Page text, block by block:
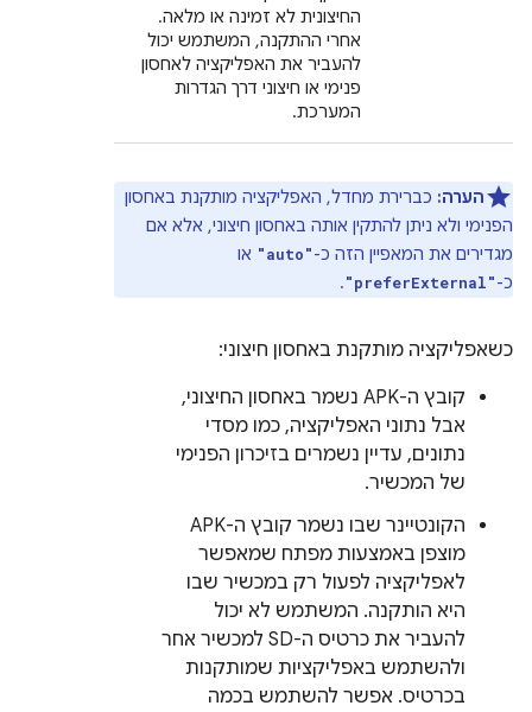
החיצונית לא זמינה או מלאה.
אחרי ההתקנה, המשתמש יכול
להעביר את האפליקציה לאחסון
פנימי או חיצוני דרך הגדרות
המערכת.
הערה: כברירת מחדל, האפליקציה מותקנת באחסון
הפנימי ולא ניתן להתקין אותה באחסון חיצוני, אלא אם
מגדירים את המאפיין הזה כ-"auto" או
כ-"preferExternal"
.
כשאפליקציה מותקנת באחסון חיצוני:
קובץ ה-APK נשמר באחסון החיצוני,
אבל נתוני האפליקציה, כמו מסדי
נתונים, עדיין נשמרים בזיכרון הפנימי
של המכשיר.
הקונטיינר שבו נשמר קובץ ה-APK
מוצפן באמצעות מפתח שמאפשר
לאפליקציה לפעול רק במכשיר שבו
היא הותקנה. המשתמש לא יכול
להעביר את כרטיס ה-SD למכשיר אחר
ולהשתמש באפליקציות שמותקנות
בכרטיס. אפשר להשתמש בכמה